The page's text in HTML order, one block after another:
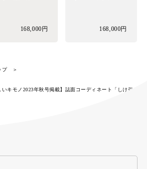
168,000円 168,000円
プ
いキモノ2023年秋号掲載】誌面コーディネート「しけ引